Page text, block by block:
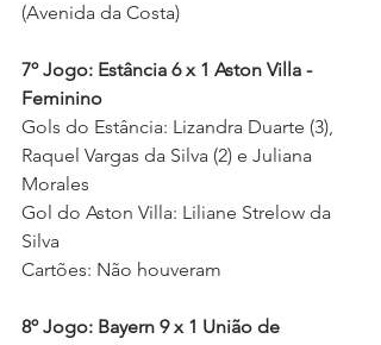
(Avenida da Costa)
7º Jogo: Estância 6 x 1 Aston Villa -
Feminino
Gols do Estância: Lizandra Duarte (3),
Raquel Vargas da Silva (2) e Juliana
Morales
Gol do Aston Villa: Liliane Strelow da
Silva
Cartões: Não houveram
8º Jogo: Bayern 9 x 1 União de